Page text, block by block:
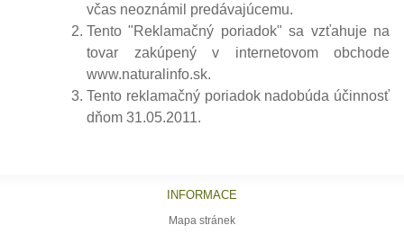
včas neoznámil predávajúcemu.
Tento "Reklamačný poriadok" sa vzťahuje na
tovar zakúpený v internetovom obchode
www.naturalinfo.sk.
Tento reklamačný poriadok nadobúda účinnosť
dňom 31.05.2011.
INFORMACE
Mapa stránek